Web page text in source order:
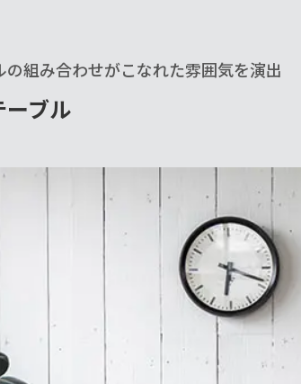
組み合わせがこなれた雰囲気を演出
ブル